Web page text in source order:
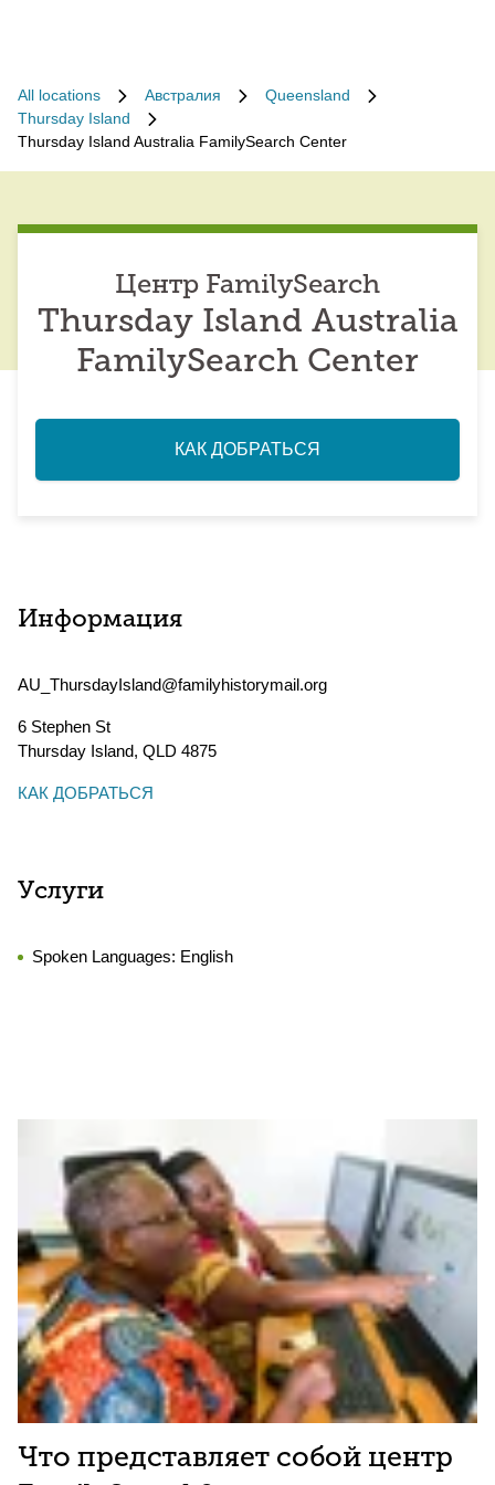
All locations Австралия
Queensland
Thursday Island
Thursday Island Australia FamilySearch Center
Центр FamilySearch
Thursday Island Australia
FamilySearch Center
КАК ДОБРАТЬСЯ
Информация
AU_ThursdayIsland@familyhistorymail.org
6 Stephen St
Thursday Island, QLD 4875
КАК ДОБРАТЬСЯ
Услуги
Spoken Languages: English
Что представляет собой центр